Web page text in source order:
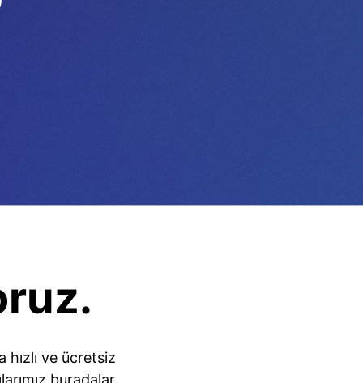
hızlı ve ücretsiz
buradalar.